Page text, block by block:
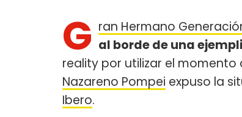
G ran Hermano
al borde de una
reality por utilizar el
Nazareno Pompei expuso la
Ibero.